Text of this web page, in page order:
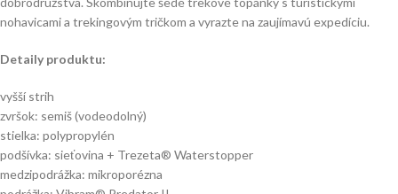
nohavicami a trekingovým tričkom a vyrazte na zaujímavú expedíciu.
Detaily produktu:
vyšší strih
zvršok: semiš (vodeodolný)
stielka: polypropylén
podšívka: sieťovina + Trezeta® Waterstopper
medzipodrážka: mikroporézna